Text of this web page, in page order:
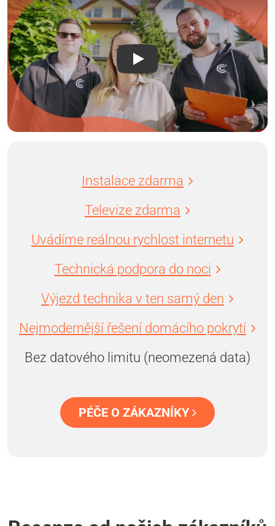
Instalace zdarma
Televize zdarma
Uvádíme reálnou rychlost internetu
Technická podpora do noci
Výjezd technika v ten samý den
Nejmodernější řešení domácího pokrytí
Bez datového limitu (neomezená data)
PÉČE O ZÁKAZNÍKY